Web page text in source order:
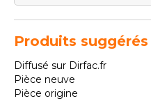
Produits suggérés
Diffusé sur Dirfac.fr
Pièce neuve
Pièce origine